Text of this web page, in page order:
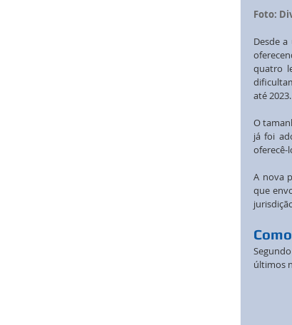
Foto:
Desde
quatro
até 2023.
O
já foi
oferecê-
A nova
que
últimos